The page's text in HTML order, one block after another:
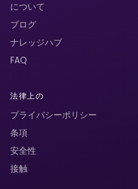
について
ブログ
ナレッジハブ
FAQ
法律上の
プライバシーポリシー
条項
安全性
接触